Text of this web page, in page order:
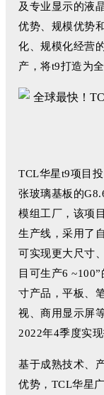
及专业显示的液
优势、规模优势
化、规模化经营
产，将t9打造为
TCL华星t9项目
张玻璃基板的
模组工厂，该项
生产线，采用了
可实现更大尺寸
目可生产6
寸产品，平板、
视、商用显示屏
2022年4季度实现
基于成熟技术、
优势，TCL华星